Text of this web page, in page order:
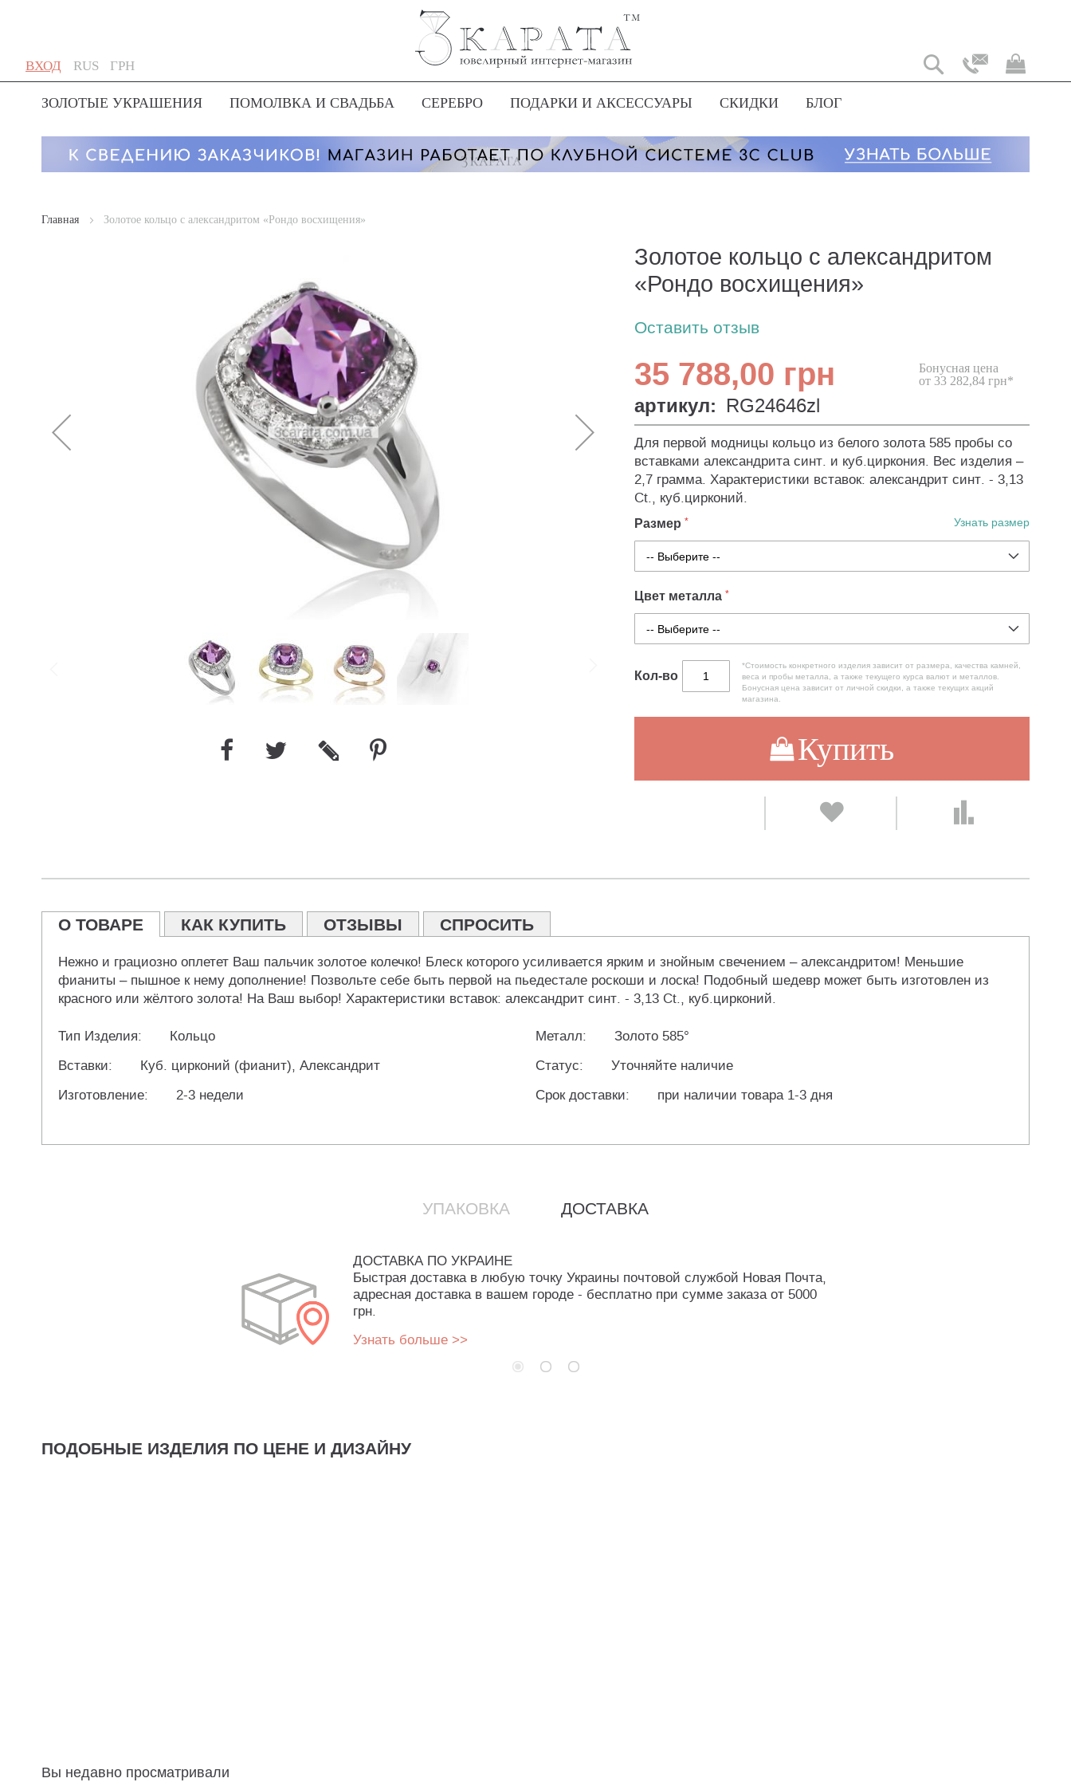
ВХОД
Skip
to
Content
Язык
RUS
Моя
Валюта
ГРН
ЗОЛОТЫЕ УКРАШЕНИЯ ПОМОЛВКА И СВАДЬБА СЕРЕБРО ПОДАРКИ И АКСЕССУАРЫ СКИДКИ БЛОГ
Главная Золотое кольцо с александритом «Рондо восхищения»
Золотое кольцо с александритом
«Рондо восхищения»
Оставить отзыв
35 788,00 грн
Бонусная цена
от 33 282,84 грн*
артикул: RG24646zl
Для первой модницы кольцо из белого золота 585 пробы со
вставками александрита синт. и куб.циркония. Вес изделия –
2,7 грамма. Характеристики вставок: александрит синт. - 3,13
Ct., куб.цирконий.
Размер Узнать размер
Цвет металла
Кол-во
*Стоимость конкретного изделия зависит от размера, качества камней,
веса и пробы металла, а также текущего курса валют и металлов.
Бонусная цена зависит от личной скидки, а также текущих акций
магазина.
Купить
О ТОВАРЕ КАК КУПИТЬ ОТЗЫВЫ СПРОСИТЬ
Нежно и грациозно оплетет Ваш пальчик золотое колечко! Блеск которого усиливается ярким и знойным свечением – александритом! Меньшие
фианиты – пышное к нему дополнение! Позвольте себе быть первой на пьедестале роскоши и лоска! Подобный шедевр может быть изготовлен из
красного или жёлтого золота! На Ваш выбор! Характеристики вставок: александрит синт. - 3,13 Ct., куб.цирконий.
Тип Изделия: Кольцо Металл:
Золото 585°
Вставки:
Куб. цирконий (фианит), Александрит Статус:
Уточняйте наличие
Изготовление:
2-3 недели Срок доставки: при наличии товара 1-3 дня
УПАКОВКА ДОСТАВКА
ДОСТАВКА ПО УКРАИНЕ
Быстрая доставка в любую точку Украины почтовой службой Новая Почта,
адресная доставка в вашем городе - бесплатно при сумме заказа от 5000
грн.
Узнать больше >>
ПОДОБНЫЕ ИЗДЕЛИЯ ПО ЦЕНЕ И ДИЗАЙНУ
Вы недавно просматривали